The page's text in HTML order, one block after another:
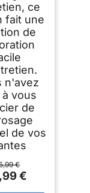
ce
fait une
de
n'avez
vous
de
de vos
€
€